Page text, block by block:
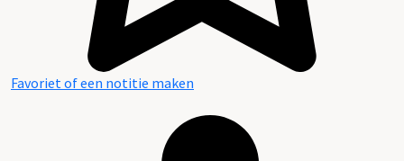
Favoriet of een notitie maken